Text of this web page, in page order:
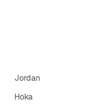
Jordan
Hoka